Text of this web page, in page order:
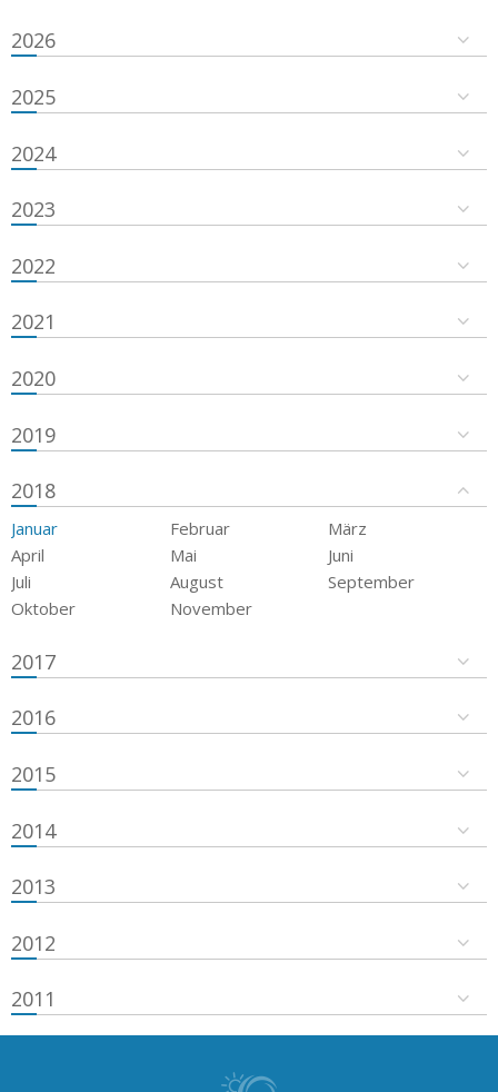
2026
2025
2024
2023
2022
2021
2020
2019
2018
Januar Februar
März
April
Mai
Juni
Juli
August
September
Oktober
November
2017
2016
2015
2014
2013
2012
2011